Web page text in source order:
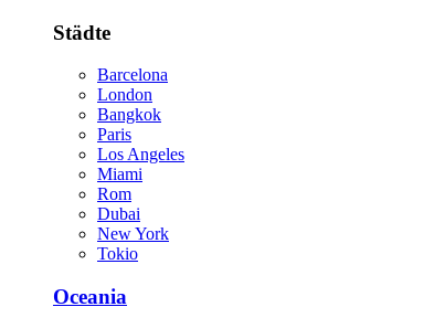
Städte
Barcelona
London
Bangkok
Paris
Los Angeles
Miami
Rom
Dubai
New York
Tokio
Oceania